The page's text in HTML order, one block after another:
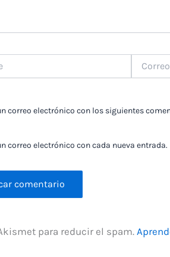
electrónico
correo electrónico con los siguientes
correo electrónico con cada nueva entrada.
para reducir el spam.